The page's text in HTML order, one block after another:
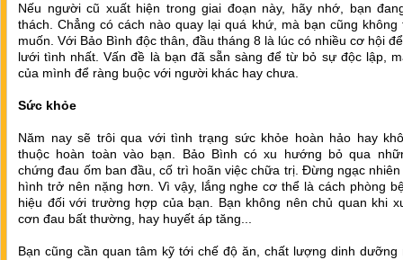
Nếu người cũ xuất hiện trong giai đoạn này, hãy nhớ, bạn
thách. Chẳng có cách nào quay lại quá khứ, mà bạn cũng không
muốn. Với Bảo Bình độc thân, đầu tháng 8 là lúc có nhiều cơ hội
lưới tình nhất. Vấn đề là bạn đã sẵn sàng để từ bỏ sự độc lập,
của mình để ràng buộc với người khác hay chưa.
Sức khỏe
Năm nay sẽ trôi qua với tình trạng sức khỏe hoàn hảo hay
thuộc hoàn toàn vào bạn. Bảo Bình có xu hướng bỏ qua
chứng đau ốm ban đầu, cố trì hoãn việc chữa trị. Đừng ngạc
hình trở nên nặng hơn. Vì vậy, lắng nghe cơ thể là cách phòng
hiệu đối với trường hợp của bạn. Bạn không nên chủ quan khi
cơn đau bất thường, hay huyết áp tăng...
Bạn cũng cần quan tâm kỹ tới chế độ ăn, chất lượng dinh dưỡng